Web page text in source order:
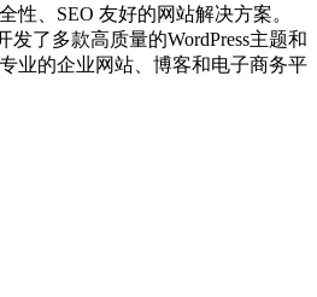
性、SEO 友好的网站解决方案。
发了多款高质量的WordPress主题和
业的企业网站、博客和电子商务平